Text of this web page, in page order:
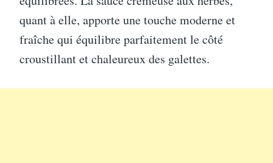
quant à elle, apporte une touche moderne et
fraîche qui équilibre parfaitement le côté
croustillant et chaleureux des galettes.